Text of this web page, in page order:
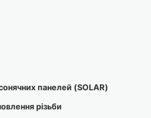
панелей (SOLAR)
різьби